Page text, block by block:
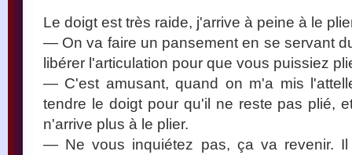
Le doigt est très raide, j'arrive à peine à le
— On va faire un pansement en se servant
libérer l'articulation pour que vous puissiez
— C'est amusant, quand on m'a mis
tendre le doigt pour qu'il ne reste pas plié,
n'arrive plus à le plier.
— Ne vous inquiétez pas, ça va revenir.